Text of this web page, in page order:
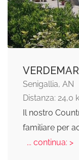
Senigallia, AN
Distanza: 24,0
Il nostro
familiare per
... continua: >